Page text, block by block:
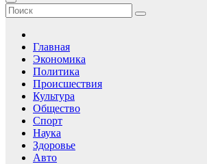
Главная
Экономика
Политика
Происшествия
Культура
Общество
Спорт
Наука
Здоровье
Авто